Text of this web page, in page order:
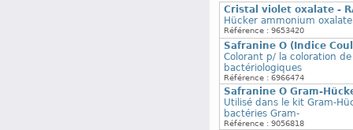
Cristal violet oxalate -
Hücker ammonium
Référence : 9653420
Safranine O (Indice
Colorant p/ la coloration
bactériologiques
Référence : 6966474
Safranine O Gram-
Utilisé dans le kit Gram-
bactéries Gram-
Référence : 9056818